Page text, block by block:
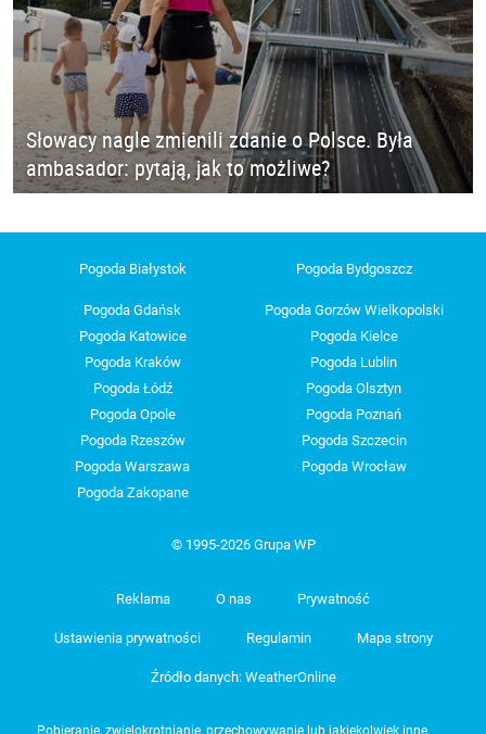
Słowacy nagle zmienili zdanie o Polsce. Była
ambasador: pytają, jak to możliwe?
Pogoda Białystok Pogoda Bydgoszcz
Pogoda Gdańsk
Pogoda Gorzów Wielkopolski
Pogoda Katowice
Pogoda Kielce
Pogoda Kraków
Pogoda Lublin
Pogoda Łódź
Pogoda Olsztyn
Pogoda Opole
Pogoda Poznań
Pogoda Rzeszów
Pogoda Szczecin
Pogoda Warszawa
Pogoda Wrocław
Pogoda Zakopane
© 1995-2026 Grupa WP
Reklama O nas Prywatność
Ustawienia prywatności Regulamin Mapa strony
Źródło danych: WeatherOnline
Pobieranie, zwielokrotnianie, przechowywanie lub jakiekolwiek inne